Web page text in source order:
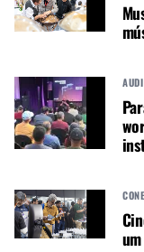
MODELOS EM
D-320 Natural:
dreadnought,
mogno sólido.
D-340 Natural:
mas com